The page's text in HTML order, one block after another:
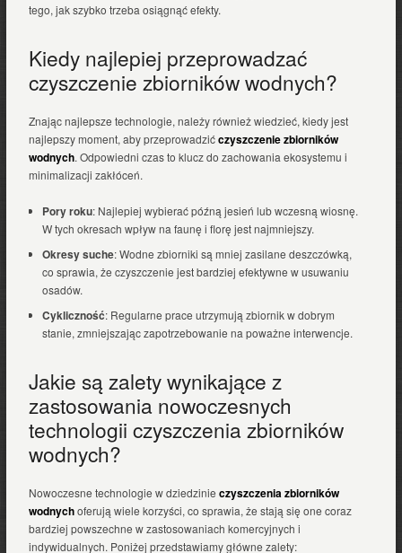
tego, jak szybko trzeba osiągnąć efekty.
Kiedy najlepiej przeprowadzać
czyszczenie zbiorników wodnych?
Znając najlepsze technologie, należy również wiedzieć, kiedy jest
najlepszy moment, aby przeprowadzićczyszczenie zbiorników
wodnych. Odpowiedni czas to klucz do zachowania ekosystemu i
minimalizacji zakłóceń.
Pory roku: Najlepiej wybierać późną jesień lub wczesną wiosnę.
W tych okresach wpływ na faunę i florę jest najmniejszy.
Okresy suche: Wodne zbiorniki są mniej zasilane deszczówką,
co sprawia, że czyszczenie jest bardziej efektywne w usuwaniu
osadów.
Cykliczność: Regularne prace utrzymują zbiornik w dobrym
stanie, zmniejszając zapotrzebowanie na poważne interwencje.
Jakie są zalety wynikające z
zastosowania nowoczesnych
technologii czyszczenia zbiorników
wodnych?
Nowoczesne technologie w dziedzinie czyszczenia zbiorników
wodnychoferują wiele korzyści, co sprawia, że stają się one coraz
bardziej powszechne w zastosowaniach komercyjnych i
indywidualnych. Poniżej przedstawiamy główne zalety: